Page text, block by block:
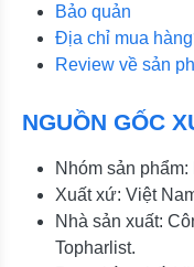
Bảo quản
Địa chỉ mua
Review về sản
NGUỒN GỐC
Nhóm sản
Xuất xứ: Việt
Nhà sản xuất:
Topharlist.